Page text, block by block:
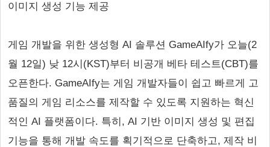
이미지 생성 기능 제공
게임 개발을 위한 생성형 AI 솔루션 GameAIfy가 오늘(2
월 12일) 낮 12시(KST)부터 비공개 베타 테스트(CBT)를
오픈한다. GameAIfy는 게임 개발자들이 쉽고 빠르게 고
품질의 게임 리소스를 제작할 수 있도록 지원하는 혁신
적인 AI 플랫폼이다. 특히, AI 기반 이미지 생성 및 편집
기능을 통해 개발 속도를 획기적으로 단축하고, 제작 비